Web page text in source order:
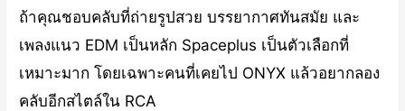
ถ้าคุณชอบคลับที่ถ่ายรูปสวย บรรยากาศทันสมัย และ
เพลงแนว EDM เป็นหลัก Spaceplus เป็นตัวเลือกที่
เหมาะมาก โดยเฉพาะคนที่เคยไป ONYX แล้วอยากลอง
คลับอีกสไตล์ใน RCA